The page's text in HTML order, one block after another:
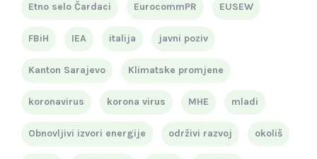
Etno selo Čardaci EurocommPR EUSEW
FBiH IEA italija javni poziv
Kanton Sarajevo Klimatske promjene
koronavirus korona virus MHE mladi
Obnovljivi izvori energije održivi razvoj okoliš